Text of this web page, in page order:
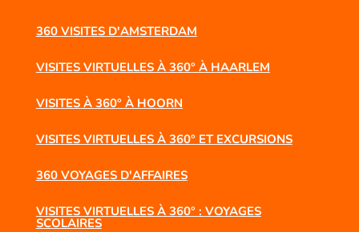
360 VISITES D'AMSTERDAM
VISITES VIRTUELLES À 360° À HAARLEM
VISITES À 360° À HOORN
VISITES VIRTUELLES À 360° ET EXCURSIONS
360 VOYAGES D'AFFAIRES
VISITES VIRTUELLES À 360° : VOYAGES
SCOLAIRES